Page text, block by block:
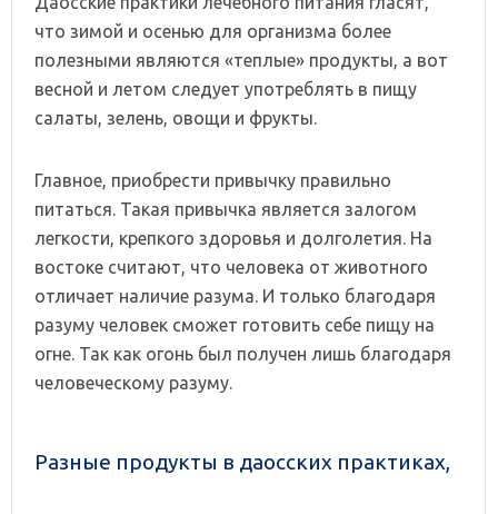
что зимой и осенью для организма более
полезными являются «теплые» продукты, а вот
весной и летом следует употреблять в пищу
салаты, зелень, овощи и фрукты.
Главное, приобрести привычку правильно
питаться. Такая привычка является залогом
легкости, крепкого здоровья и долголетия. На
востоке считают, что человека от животного
отличает наличие разума. И только благодаря
разуму человек сможет готовить себе пищу на
огне. Так как огонь был получен лишь благодаря
человеческому разуму.
Разные продукты в даосских практиках,